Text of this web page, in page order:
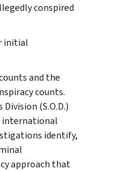
conspired
initial
and the
counts.
(S.O.D.)
international
identify,
approach that